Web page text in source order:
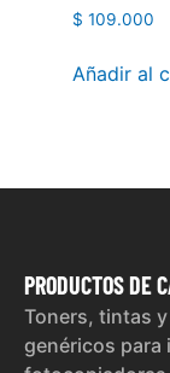
$ 109.000
Añadir al
PRODUCTOSDE
Toners, tintas
genéricos para